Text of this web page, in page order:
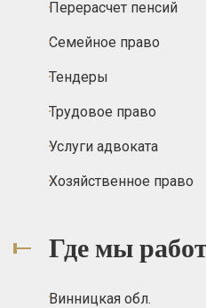
Перерасчет пенсий
Семейное право
Тендеры
Трудовое право
Услуги адвоката
Хозяйственное право
Где мы
Винницкая обл.